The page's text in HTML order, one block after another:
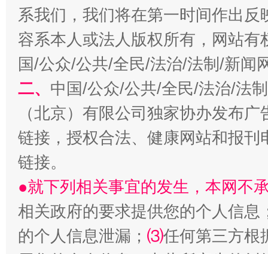
揭开“小金库”的免责幌子
受贿1.44亿！段成刚被判无期 从幼
系我们，我们将在第一时间作出
容系本人或法人版权所有，网站
国/公众/公共/全民/法治/法制/新闻
二、 中国/公众/公共/全民/法治/法
（北京）有限公司独家协办发布
链接，授权合法、健康网站和报
链接。
●就下列相关事宜的发生，本网不
相关政府的要求提供您的个人信息
的个人信息泄漏； ⑶任何第三方根